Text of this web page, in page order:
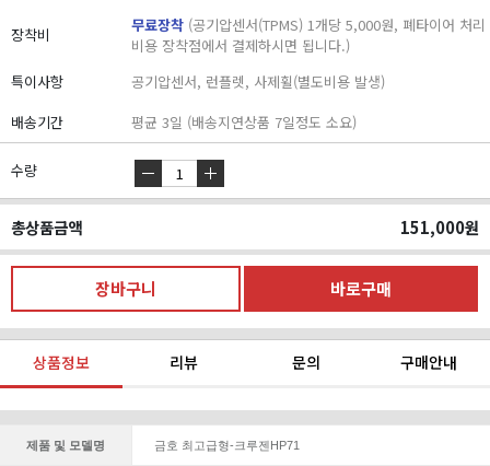
장착비 무료장착 (공기압센서(TPMS) 1개당 5,000원, 폐타이어 처리
비용 장착점에서 결제하시면 됩니다.)
특이사항
공기압센서, 런플렛, 사제휠(별도비용 발생)
배송기간
평균 3일 (배송지연상품 7일정도 소요)
수량
총상품금액 151,000원
상품정보 리뷰 문의 구매안내
제품 및 모델명 금호 최고급형-크루젠HP71